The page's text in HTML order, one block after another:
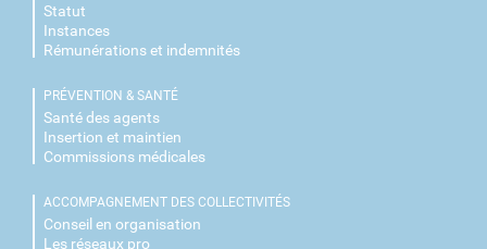
Statut
Instances
Rémunérations et indemnités
PRÉVENTION & SANTÉ
Santé des agents
Insertion et maintien
Commissions médicales
ACCOMPAGNEMENT DES COLLECTIVITÉS
Conseil en organisation
Les réseaux pro